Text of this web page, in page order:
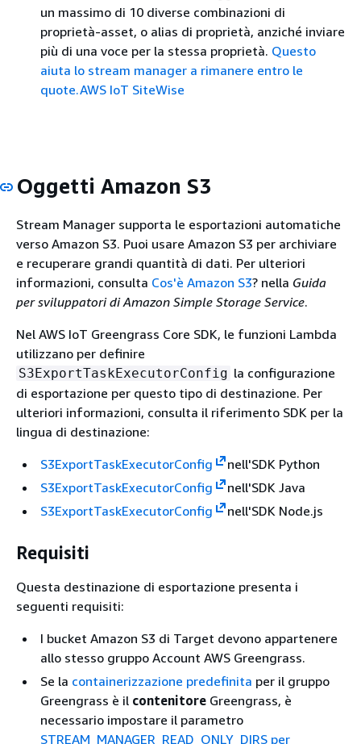
un massimo di 10 diverse combinazioni di
proprietà-asset, o alias di proprietà, anziché inviare
più di una voce per la stessa proprietà. Questo
aiuta lo stream manager a rimanere entro le
quote.AWS IoT SiteWise
Oggetti Amazon S3
Stream Manager supporta le esportazioni automatiche
verso Amazon S3. Puoi usare Amazon S3 per archiviare
e recuperare grandi quantità di dati. Per ulteriori
informazioni, consulta Cos'è Amazon S3? nella Guida
per sviluppatori di Amazon Simple Storage Service.
Nel AWS IoT Greengrass Core SDK, le funzioni Lambda
utilizzano per definire
S3ExportTaskExecutorConfig la configurazione
di esportazione per questo tipo di destinazione. Per
ulteriori informazioni, consulta il riferimento SDK per la
lingua di destinazione:
S3ExportTaskExecutorConfig
nell'SDK Python
S3ExportTaskExecutorConfig
nell'SDK Java
S3ExportTaskExecutorConfig
nell'SDK Node.js
Requisiti
Questa destinazione di esportazione presenta i
seguenti requisiti:
I bucket Amazon S3 di Target devono appartenere
allo stesso gruppo Account AWS Greengrass.
Se la containerizzazione predefinita per il gruppo
Greengrass è il contenitore Greengrass, è
necessario impostare il parametro
STREAM_MANAGER_READ_ONLY_DIRS per